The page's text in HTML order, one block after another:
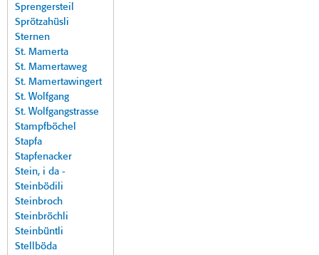
Sprengersteil
Sprötzahüsli
Sternen
St. Mamerta
St. Mamertaweg
St. Mamertawingert
St. Wolfgang
St. Wolfgangstrasse
Stampfböchel
Stapfa
Stapfenacker
Stein, i da -
Steinbödili
Steinbroch
Steinbröchli
Steinbüntli
Stellböda